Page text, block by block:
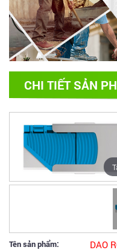
CHI TIẾT SẢN
Tên sản phẩm:
DAO